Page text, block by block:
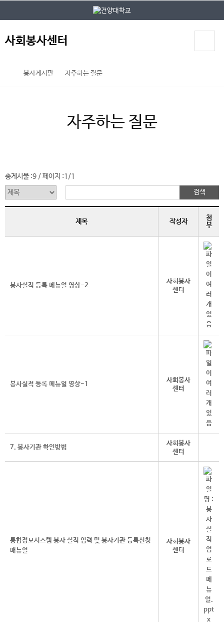
사회봉사센터
봉사게시판 자주하는 질문
자주하는 질문
총게시물 :9 /페이지 :1/1
제목 작성자
첨
부
봉사실적 등록 메뉴얼 영상-2
사회봉사
센터
봉사실적 등록 메뉴얼 영상-1
사회봉사
센터
7. 봉사기관 확인방법
사회봉사
센터
통합정보시스템 봉사 실적 입력 및 봉사기관 등록신청
매뉴얼
사회봉사
센터